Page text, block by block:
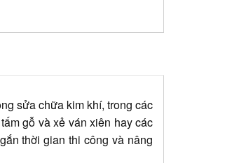
sửa chữa kim khí, trong các
gỗ và xẻ ván xiên hay các
thời gian thi công và nâng